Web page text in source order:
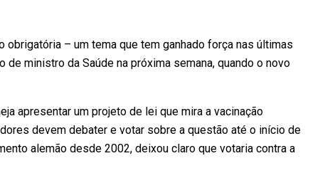
obrigatória – um tema que tem ganhado força nas últimas
de ministro da Saúde na próxima semana, quando o novo
apresentar um projeto de lei que mira a vacinação
devem debater e votar sobre a questão até o início de
alemão desde 2002, deixou claro que votaria contra a